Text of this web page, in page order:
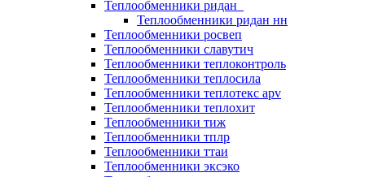
Теплообменники ридан
Теплообменники ридан нн
Теплообменники росвеп
Теплообменники славутич
Теплообменники теплоконтроль
Теплообменники теплосила
Теплообменники теплотекс apv
Теплообменники теплохит
Теплообменники тиж
Теплообменники тплр
Теплообменники ттаи
Теплообменники эксэко